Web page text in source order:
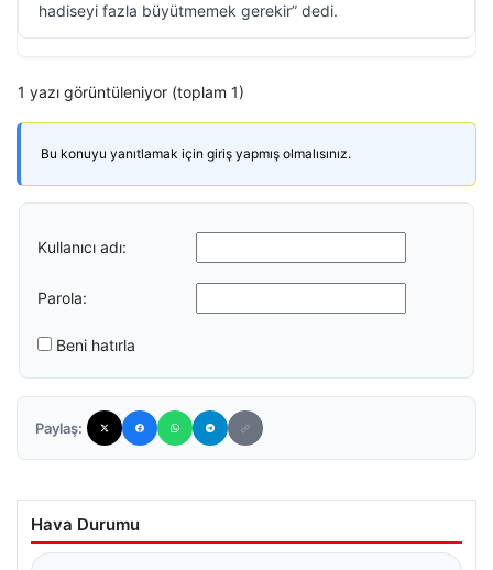
hadiseyi fazla büyütmemek gerekir” dedi.
1 yazı görüntüleniyor (toplam 1)
Bu konuyu yanıtlamak için giriş yapmış olmalısınız.
Kullanıcı adı:
Parola:
Beni hatırla
Paylaş:
Hava Durumu